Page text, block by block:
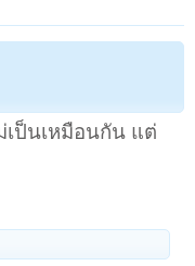
เป็นเหมือนกัน แต่